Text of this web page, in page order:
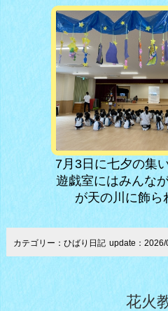
7月3日に七夕の集
遊戯室にはみんな
が天の川に飾ら
カテゴリー：ひばり日記 update：2026/
花火